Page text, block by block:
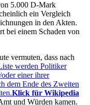
5.000 D-Mark
ein Vergleich
in den Akten.
bei einem Schaden von
vermuten, dass nach
werden Politiker
einer ihrer
dem Ende des Zweiten
Klick für Wikipedia
und Würden kamen.